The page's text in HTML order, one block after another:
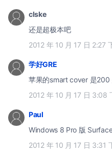
clske
还是超极本吧
2012 年 10 月 17 日 2:27
学好GRE
苹果的smart cover 是200
2012 年 10 月 17 日 3:08
Paul
Windows 8 Pro 版
2012 年 10 月 17 日 3:31